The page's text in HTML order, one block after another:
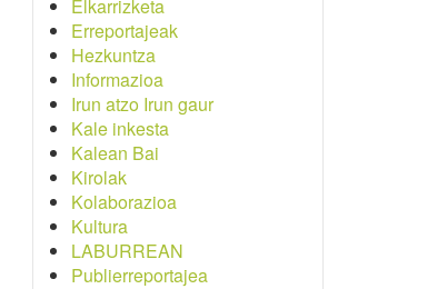
Elkarrizketa
Erreportajeak
Hezkuntza
Informazioa
Irun atzo Irun gaur
Kale inkesta
Kalean Bai
Kirolak
Kolaborazioa
Kultura
LABURREAN
Publierreportajea